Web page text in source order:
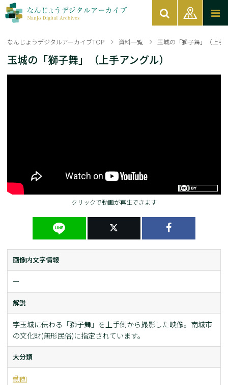
なんじょうデジタルアーカイブTOP 資料一覧 玉城の「獅子舞」（上手
玉城の「獅子舞」（上手アングル）
クリックで動画が再生できます
画像内文字情報
ー
解説
字玉城に伝わる「獅子舞」を上手側から撮影した映像。南城市
の文化財(無形民俗)に指定されています。
大分類
動画